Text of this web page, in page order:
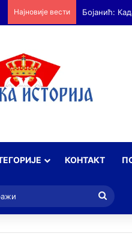
Најновије вести Бојанић:
КОНТАКТ